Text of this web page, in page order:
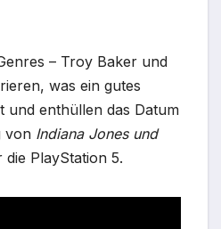
– Troy Baker und
was ein gutes
und enthüllen das Datum
von Indiana Jones und
PlayStation 5.